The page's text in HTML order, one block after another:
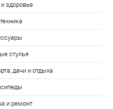
здоровье
стулья
дачи и отдыха
и ремонт